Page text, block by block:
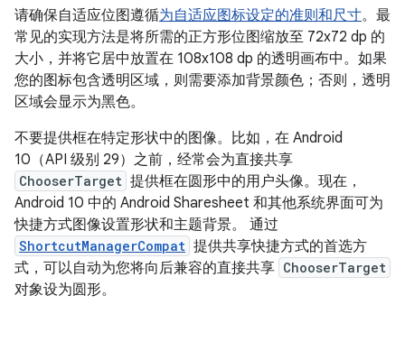
请确保自适应位图遵循为自适应图标设定的准则和尺寸。最
常见的实现方法是将所需的正方形位图缩放至 72x72 dp 的
大小，并将它居中放置在 108x108 dp 的透明画布中。如果
您的图标包含透明区域，则需要添加背景颜色；否则，透明
区域会显示为黑色。
不要提供框在特定形状中的图像。比如，在 Android
10（API 级别 29）之前，经常会为直接共享
ChooserTarget 提供框在圆形中的用户头像。现在，
Android 10 中的 Android Sharesheet 和其他系统界面可为
快捷方式图像设置形状和主题背景。 通过
ShortcutManagerCompat 提供共享快捷方式的首选方
式，可以自动为您将向后兼容的直接共享 ChooserTarget
对象设为圆形。